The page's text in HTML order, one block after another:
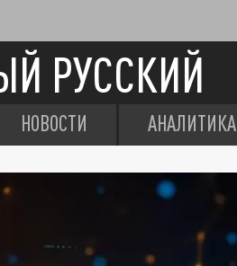
РУССКИЙ
НОВОСТИ АНАЛИТИКА